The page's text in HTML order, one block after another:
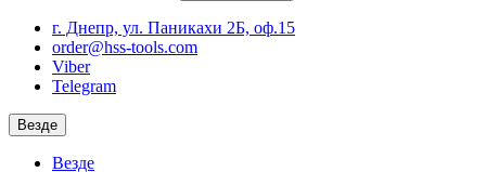
г. Днепр, ул. Паникахи 2Б, оф.15
order@hss-tools.com
Viber
Telegram
Везде
Везде